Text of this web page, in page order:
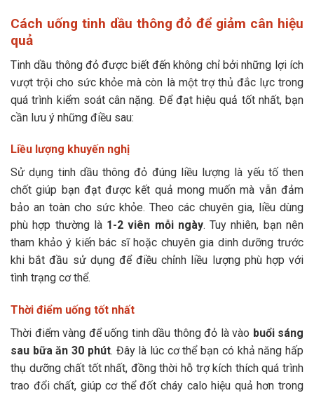
Cách uống tinh dầu thông đỏ để giảm cân hiệu
quả
Tinh dầu thông đỏ được biết đến không chỉ bởi những lợi ích
vượt trội cho sức khỏe mà còn là một trợ thủ đắc lực trong
quá trình kiểm soát cân nặng. Để đạt hiệu quả tốt nhất, bạn
cần lưu ý những điều sau:
Liều lượng khuyến nghị
Sử dụng tinh dầu thông đỏ đúng liều lượng là yếu tố then
chốt giúp bạn đạt được kết quả mong muốn mà vẫn đảm
bảo an toàn cho sức khỏe. Theo các chuyên gia, liều dùng
phù hợp thường là 1-2 viên mỗi ngày. Tuy nhiên, bạn nên
tham khảo ý kiến bác sĩ hoặc chuyên gia dinh dưỡng trước
khi bắt đầu sử dụng để điều chỉnh liều lượng phù hợp với
tình trạng cơ thể.
Thời điểm uống tốt nhất
Thời điểm vàng để uống tinh dầu thông đỏ là vào buổi sáng
sau bữa ăn 30 phút. Đây là lúc cơ thể bạn có khả năng hấp
thụ dưỡng chất tốt nhất, đồng thời hỗ trợ kích thích quá trình
trao đổi chất, giúp cơ thể đốt cháy calo hiệu quả hơn trong